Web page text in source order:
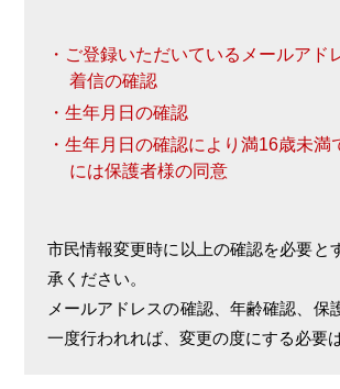
ご登録いただいているメールアド
着信の確認
生年月日の確認
生年月日の確認により満16歳未満
には保護者様の同意
市民情報変更時に以上の確認を必要と
承ください。
メールアドレスの確認、年齢確認、保
一度行われれば、変更の度にする必要